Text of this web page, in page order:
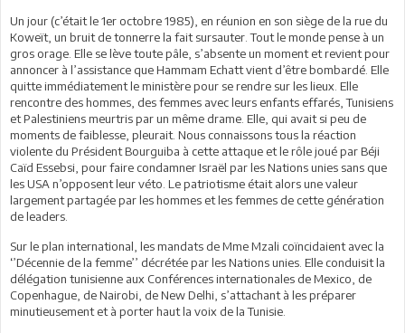
Un jour (c’était le 1er octobre 1985), en réunion en son siège de la rue du
Koweït, un bruit de tonnerre la fait sursauter. Tout le monde pense à un
gros orage. Elle se lève toute pâle, s’absente un moment et revient pour
annoncer à l’assistance que Hammam Echatt vient d’être bombardé. Elle
quitte immédiatement le ministère pour se rendre sur les lieux. Elle
rencontre des hommes, des femmes avec leurs enfants effarés, Tunisiens
et Palestiniens meurtris par un même drame. Elle, qui avait si peu de
moments de faiblesse, pleurait. Nous connaissons tous la réaction
violente du Président Bourguiba à cette attaque et le rôle joué par Béji
Caïd Essebsi, pour faire condamner Israël par les Nations unies sans que
les USA n’opposent leur véto. Le patriotisme était alors une valeur
largement partagée par les hommes et les femmes de cette génération
de leaders.
Sur le plan international, les mandats de Mme Mzali coïncidaient avec la
‘’Décennie de la femme’’ décrétée par les Nations unies. Elle conduisit la
délégation tunisienne aux Conférences internationales de Mexico, de
Copenhague, de Nairobi, de New Delhi, s’attachant à les préparer
minutieusement et à porter haut la voix de la Tunisie.